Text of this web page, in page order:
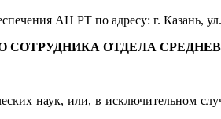
АН РТ по адресу: г. Казань,
ОТДЕЛА
наук, или, в исключительном